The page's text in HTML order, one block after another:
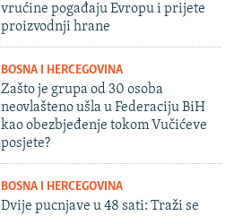
vrućine pogađaju Evropu i prijete
proizvodnji hrane
BOSNA I HERCEGOVINA
Zašto je grupa od 30 osoba
neovlašteno ušla u Federaciju BiH
kao obezbjeđenje tokom Vučićeve
posjete?
BOSNA I HERCEGOVINA
Dvije pucnjave u 48 sati: Traži se